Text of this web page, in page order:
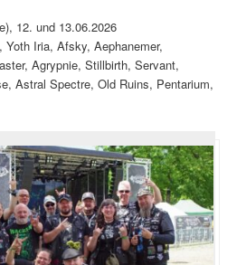
12. und 13.06.2026
Iria, Afsky, Aephanemer,
Agrypnie, Stillbirth, Servant,
Astral Spectre, Old Ruins, Pentarium,